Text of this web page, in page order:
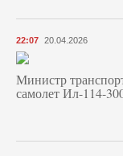
22:07 20.04.2026
Министр
самолет Ил-114-